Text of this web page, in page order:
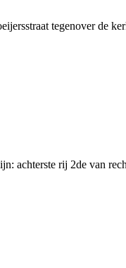
tegenover de
achterste rij 2de van